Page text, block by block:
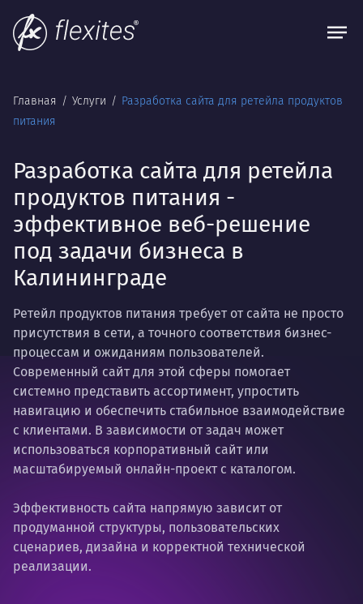
Главная Услуги
Разработка сайта для ретейла продуктов
питания
Разработка сайта для ретейла
продуктов питания -
эффективное веб-решение
под задачи бизнеса в
Калининграде
Ретейл продуктов питания требует от сайта не просто
присутствия в сети, а точного соответствия бизнес-
процессам и ожиданиям пользователей.
Современный сайт для этой сферы помогает
системно представить ассортимент, упростить
навигацию и обеспечить стабильное взаимодействие
с клиентами. В зависимости от задач может
использоваться корпоративный сайт или
масштабируемый онлайн-проект с каталогом.
Эффективность сайта напрямую зависит от
продуманной структуры, пользовательских
сценариев, дизайна и корректной технической
реализации.